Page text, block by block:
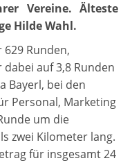
Vereine. Älteste
Hilde Wahl.
Runden,
auf 3,8 Runden
Bayerl, bei den
Personal, Marketing
um die
zwei Kilometer lang.
für insgesamt 24